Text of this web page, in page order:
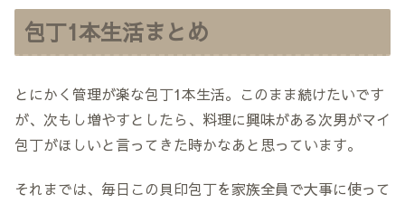
包丁1本生活まとめ
とにかく管理が楽な包丁1本生活。このまま続けたいです
が、次もし増やすとしたら、料理に興味がある次男がマイ
包丁がほしいと言ってきた時かなあと思っています。
それまでは、毎日この貝印包丁を家族全員で大事に使って